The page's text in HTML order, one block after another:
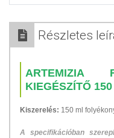
Részletes
ARTEMIZIA
KIEGÉSZÍTŐ
Kiszerelés: 150 ml
A specifikációban